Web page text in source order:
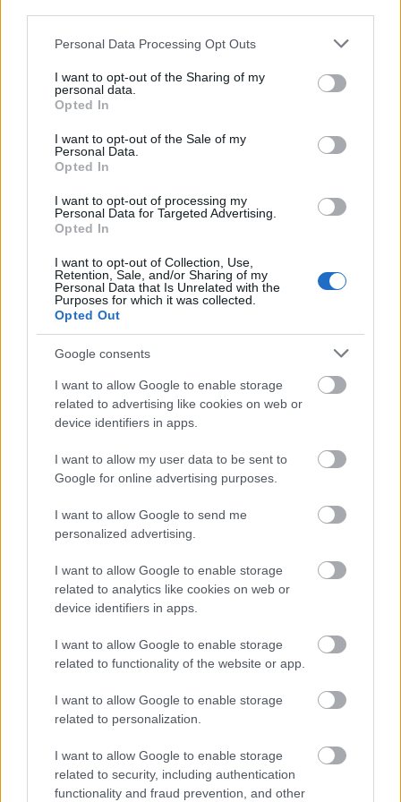
Please note that this website/app uses one or more Google
not limited to your visit or usage behaviour. You may click to
grant or deny consent to Google and its third-party tags to
use your data for below specified purposes in below Google
consent section.
Personal Data Processing Opt Outs
I want to opt-out of the Sharing of my
personal data.
Opted In
I want to opt-out of the Sale of my
Personal Data.
Opted In
I want to opt-out of processing my
Personal Data for Targeted Advertising.
Opted In
I want to opt-out of Collection, Use,
Retention, Sale, and/or Sharing of my
Personal Data that Is Unrelated with the
Purposes for which it was collected.
Opted Out
Google consents
I want to allow Google to enable storage
related to advertising like cookies on web or
device identifiers in apps.
I want to allow my user data to be sent to
Google for online advertising purposes.
I want to allow Google to send me
personalized advertising.
I want to allow Google to enable storage
related to analytics like cookies on web or
device identifiers in apps.
I want to allow Google to enable storage
related to functionality of the website or app.
I want to allow Google to enable storage
related to personalization.
I want to allow Google to enable storage
related to security, including authentication
functionality and fraud prevention, and other
Exista oameni atat de pasionati de gastronomie,
incat si in luna de miere opteaza pentru o vacanta
...culinara. Fie ca este vorba de centrul european al
gastronomiei –Paris- fie ca vreti sa porniti pe
de ani, ori vreti sa aflati secretul celor peste 100 de
tipuri de tequilla existente in Mexic, agentii de
turism inventeaza orice pentru a-si vinde
produsele.
5. Luna de miere pe urmele unor celebritati
aceasta care sunt dispusi sa plateasca sume
care a stat o persoana foarte cunoscuta... Vrei sa
dormi in patul in care a dormit Michael Jackson sau